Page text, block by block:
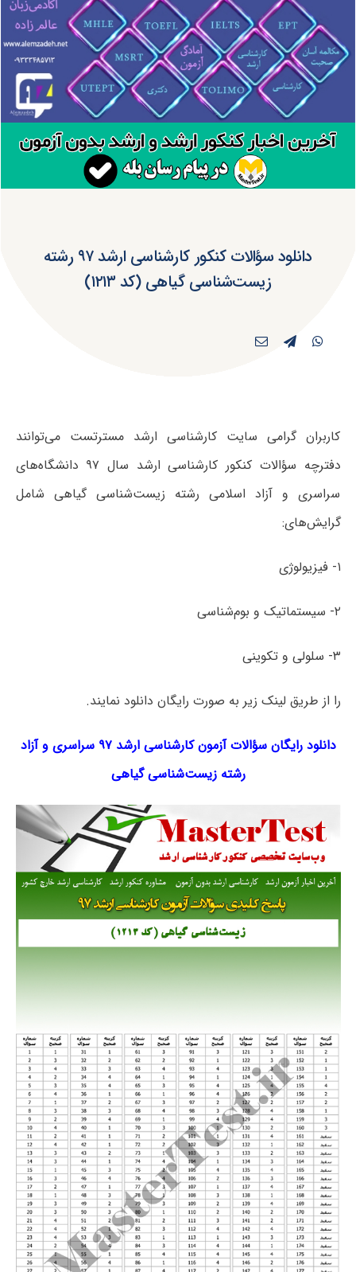
دانلود سؤالات کنکور کارشناسی ارشد ۹۷ رشته
زیست‌شناسی گیاهی (کد ۱۲۱۳)
کاربران گرامی سایت کارشناسی ارشد مسترتست می‌توانند
دفترچه سؤالات کنکور کارشناسی ارشد سال ۹۷ دانشگاه‌های
سراسری و آزاد اسلامی رشته زیست‌شناسی گیاهی شامل
گرایش‌های:
۱- فیزیولوژی
۲- سیستماتیک و بوم‌شناسی
۳- سلولی و تکوینی
را از طریق لینک‌ زیر به صورت رایگان دانلود نمایند.
دانلود رایگان سؤالات آزمون کارشناسی ارشد ۹۷ سراسری و آزاد
رشتهزیست‌شناسی گیاهی